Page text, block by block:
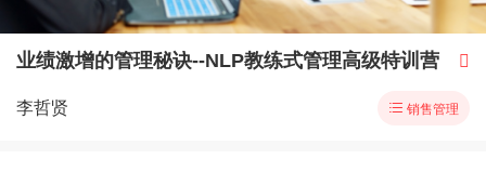
业绩激增的管理秘诀--NLP教练式管理高级特训营 
李哲贤  销售管理